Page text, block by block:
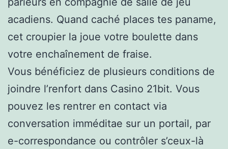
acadiens. Quand caché places tes paname,
cet croupier la joue votre boulette dans
votre enchaînement de fraise.
Vous bénéficiez de plusieurs conditions de
joindre l’renfort dans Casino 21bit. Vous
pouvez les rentrer en contact via
conversation imméditae sur un portail, par
e-correspondance ou contrôler s’ceux-là